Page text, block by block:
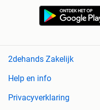
2dehands Zakelijk
Help en info
Privacyverklaring